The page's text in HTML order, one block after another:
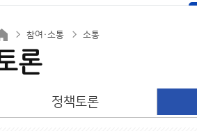
참여·소통 소통
론
정책토론